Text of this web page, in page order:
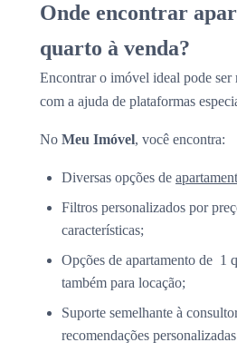
Onde encontrar
quarto à venda?
Encontrar o imóvel ideal pode ser
com a ajuda de plataformas
No Meu Imóvel, você encontra:
Diversas opções de
Filtros personalizados por
características;
Opções de apartamento de 1
também para locação;
Suporte semelhante à
recomendações